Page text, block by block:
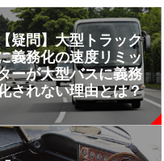
疑問】大型トラック
義務化の速度リミッ
ーが大型バスに義務
されない理由とは？